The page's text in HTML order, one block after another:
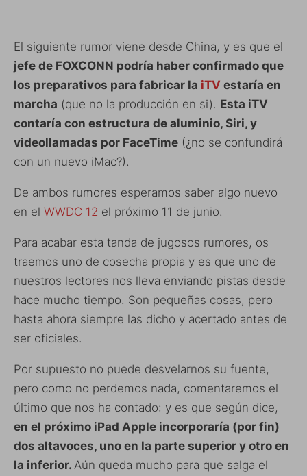
El siguiente rumor viene desde China, y es que el
jefe de FOXCONN podría haber confirmado que
los preparativos para fabricar la iTV estaría en
marcha (que no la producción en si). Esta iTV
contaría con estructura de aluminio, Siri, y
videollamadas por FaceTime (¿no se confundirá
con un nuevo iMac?).
De ambos rumores esperamos saber algo nuevo
en el WWDC 12 el próximo 11 de junio.
Para acabar esta tanda de jugosos rumores, os
traemos uno de cosecha propia y es que uno de
nuestros lectores nos lleva enviando pistas desde
hace mucho tiempo. Son pequeñas cosas, pero
hasta ahora siempre las dicho y acertado antes de
ser oficiales.
Por supuesto no puede desvelarnos su fuente,
pero como no perdemos nada, comentaremos el
último que nos ha contado: y es que según dice,
en el próximo iPad Apple incorporaría (por fin)
dos altavoces, uno en la parte superior y otro en
la inferior. Aún queda mucho para que salga el